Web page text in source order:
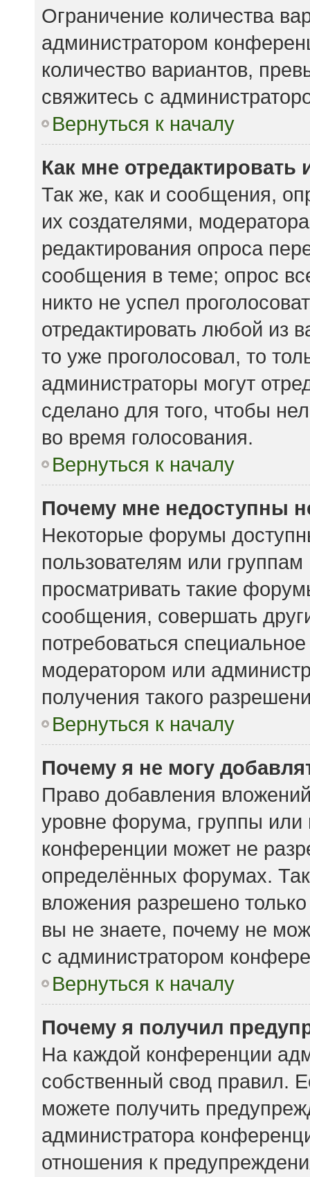
Ограничение количества
администратором
количество вариантов,
свяжитесь с
Вернуться к началу
Как мне отредактировать
Так же, как и сообщения,
их создателями,
редактирования опроса
сообщения в теме; опрос
никто не успел
отредактировать любой из
то уже проголосовал, то
администраторы могут
сделано для того, чтобы
во время голосования.
Вернуться к началу
Почему мне недоступны
Некоторые форумы
пользователям или
просматривать такие
сообщения, совершать
потребоваться
модератором или
получения такого
Вернуться к началу
Почему я не могу
Право добавления
уровне форума, группы или
конференции может не
определённых форумах.
вложения разрешено
вы не знаете, почему не
с администратором
Вернуться к началу
Почему я получил
На каждой конференции
собственный свод правил.
можете получить
администратора
отношения к